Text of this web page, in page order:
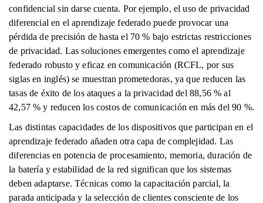
confidencial sin darse cuenta. Por ejemplo, el uso de privacidad
diferencial en el aprendizaje federado puede provocar una
pérdida de precisión de hasta el 70 % bajo estrictas restricciones
de privacidad. Las soluciones emergentes como el aprendizaje
federado robusto y eficaz en comunicación (RCFL, por sus
siglas en inglés) se muestran prometedoras, ya que reducen las
tasas de éxito de los ataques a la privacidad del 88,56 % al
42,57 % y reducen los costos de comunicación en más del 90 %.
Las distintas capacidades de los dispositivos que participan en el
aprendizaje federado añaden otra capa de complejidad. Las
diferencias en potencia de procesamiento, memoria, duración de
la batería y estabilidad de la red significan que los sistemas
deben adaptarse. Técnicas como la capacitación parcial, la
parada anticipada y la selección de clientes consciente de los